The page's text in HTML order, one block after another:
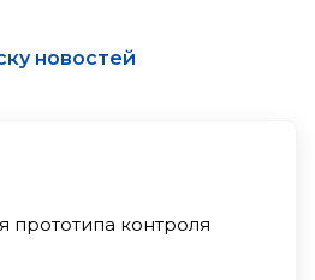
новостей
прототипа контроля